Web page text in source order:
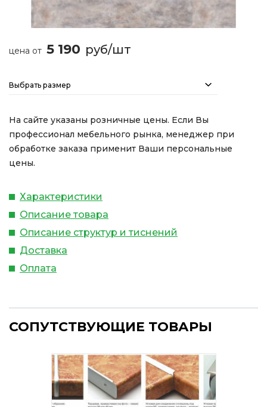
цена от 5 190 руб/шт
Выбрать размер
На сайте указаны розничные цены. Если Вы
профессионал мебельного рынка, менеджер при
обработке заказа применит Ваши персональные
цены.
Характеристики
Описание товара
Описание структур и тиснений
Доставка
Оплата
СОПУТСТВУЮЩИЕ ТОВАРЫ